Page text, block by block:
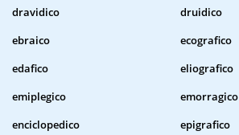
dravidico
druidico
ebraico
ecografico
edafico
eliografico
emiplegico
emorragico
enciclopedico
epigrafico